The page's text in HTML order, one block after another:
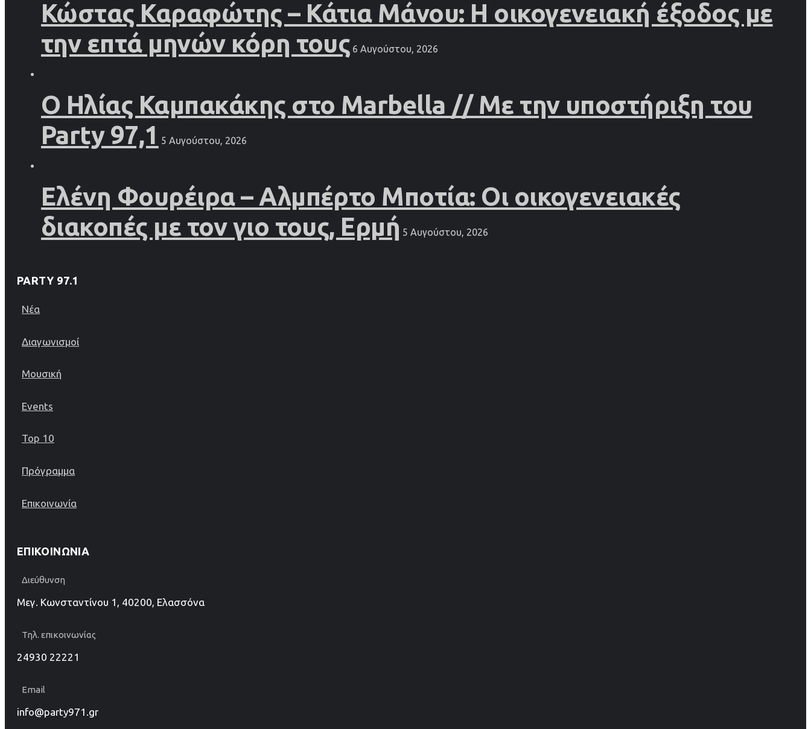
Κώστας Καραφώτης – Κάτια Μάνου: Η οικογενειακή έξοδος με
την επτά μηνών κόρη τους 6 Αυγούστου, 2026
Ο Ηλίας Καμπακάκης στο Marbella // Με την υποστήριξη του
Party 97,1
5 Αυγούστου, 2026
Ελένη Φουρέιρα – Αλμπέρτο Μποτία: Οι οικογενειακές
διακοπές με τον γιο τους, Ερμή 5 Αυγούστου, 2026
PARTY 97.1
Νέα
Διαγωνισμοί
Μουσική
Events
Top 10
Πρόγραμμα
Επικοινωνία
ΕΠΙΚΟΙΝΩΝΊΑ
Διεύθυνση
Μεγ. Κωνσταντίνου 1, 40200, Ελασσόνα
Τηλ. επικοινωνίας
24930 22221
Email
info@party971.gr